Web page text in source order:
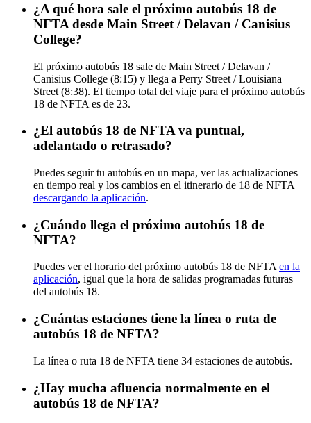
¿A qué hora sale el próximo autobús 18 de
NFTA desde Main Street / Delavan / Canisius
College?
El próximo autobús 18 sale de Main Street / Delavan /
Canisius College (8:15) y llega a Perry Street / Louisiana
Street (8:38). El tiempo total del viaje para el próximo autobús
18 de NFTA es de 23.
¿El autobús 18 de NFTA va puntual,
adelantado o retrasado?
Puedes seguir tu autobús en un mapa, ver las actualizaciones
en tiempo real y los cambios en el itinerario de 18 de NFTA
descargando la aplicación.
¿Cuándo llega el próximo autobús 18 de
NFTA?
Puedes ver el horario del próximo autobús 18 de NFTA en la
aplicación, igual que la hora de salidas programadas futuras
del autobús 18.
¿Cuántas estaciones tiene la línea o ruta de
autobús 18 de NFTA?
La línea o ruta 18 de NFTA tiene 34 estaciones de autobús.
¿Hay mucha afluencia normalmente en el
autobús 18 de NFTA?